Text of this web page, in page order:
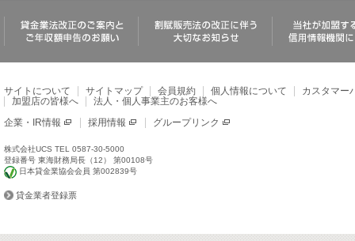
サイトについて サイトマップ 会員規約 個人情報について
カスタマー
加盟店の皆様へ
法人・個人事業主のお客様へ
企業・IR情報 採用情報 グループリンク
株式会社UCS TEL 0587-30-5000
登録番号 東海財務局長（12） 第00108号
日本貸金業協会会員 第002839号
貸金業者登録票